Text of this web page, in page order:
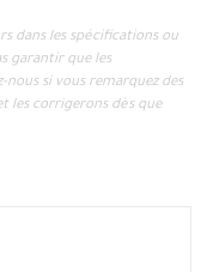
dans les spécifications ou
garantir que les
si vous remarquez des
les corrigerons dès que